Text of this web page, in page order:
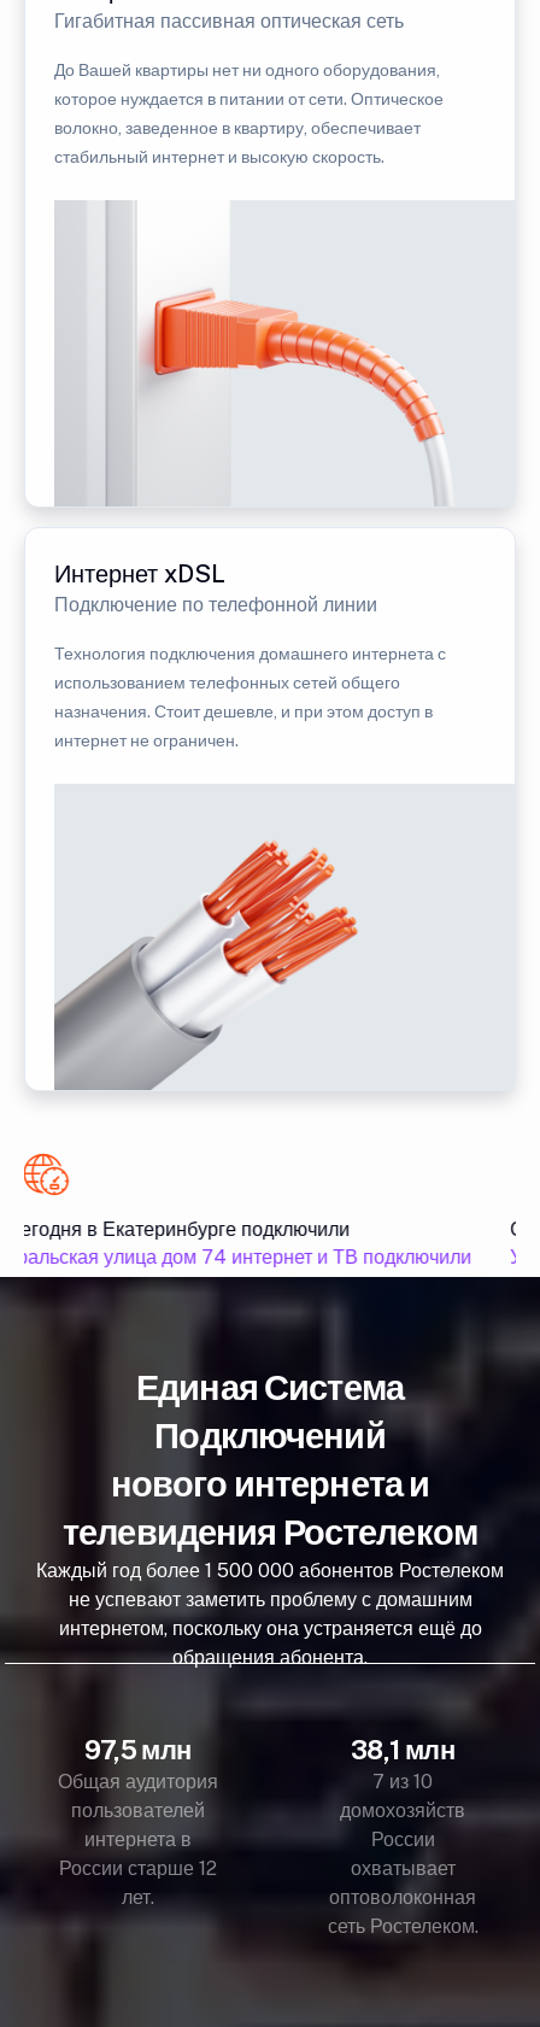
Гигабитная пассивная оптическая сеть
До Вашей квартиры нет ни одного оборудования,
которое нуждается в питании от сети. Оптическое
волокно, заведенное в квартиру, обеспечивает
стабильный интернет и высокую скорость.
Интернет xDSL
Подключение по телефонной линии
Технология подключения домашнего интернета с
использованием телефонных сетей общего
назначения. Стоит дешевле, и при этом доступ в
интернет не ограничен.
Сегодня в Екатеринбурге подключили
Уральская улица дом 74 интернет и ТВ подключили
Единая Система
Подключений
нового интернета и
телевидения Ростелеком
Каждый год более 1 500 000 абонентов Ростелеком
не успевают заметить проблему с домашним
интернетом, поскольку она устраняется ещё до
обращения абонента.
97,5 млн
Общая аудитория
пользователей
интернета в
России старше 12
лет.
38,1 млн
7 из 10
домохозяйств
России
охватывает
оптоволоконная
сеть Ростелеком.